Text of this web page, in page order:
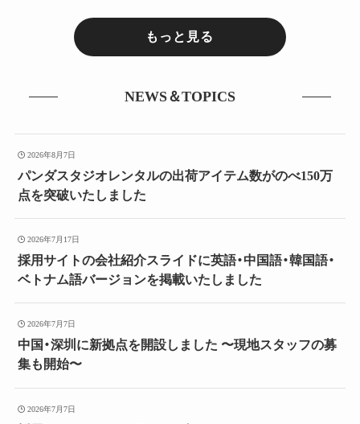
もっと見る
NEWS＆TOPICS
2026年8月7日
パンダスタジオレンタルの出荷アイテム数がのべ150万
点を突破いたしました
2026年7月17日
採用サイトの会社紹介スライドに英語・中国語・韓国語・
ベトナム語バージョンを掲載いたしました
2026年7月7日
中国・深圳に新拠点を開設しました 〜現地スタッフの募
集も開始〜
2026年7月7日